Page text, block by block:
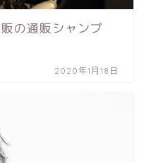
の通販シャンプ
2020年1月18日